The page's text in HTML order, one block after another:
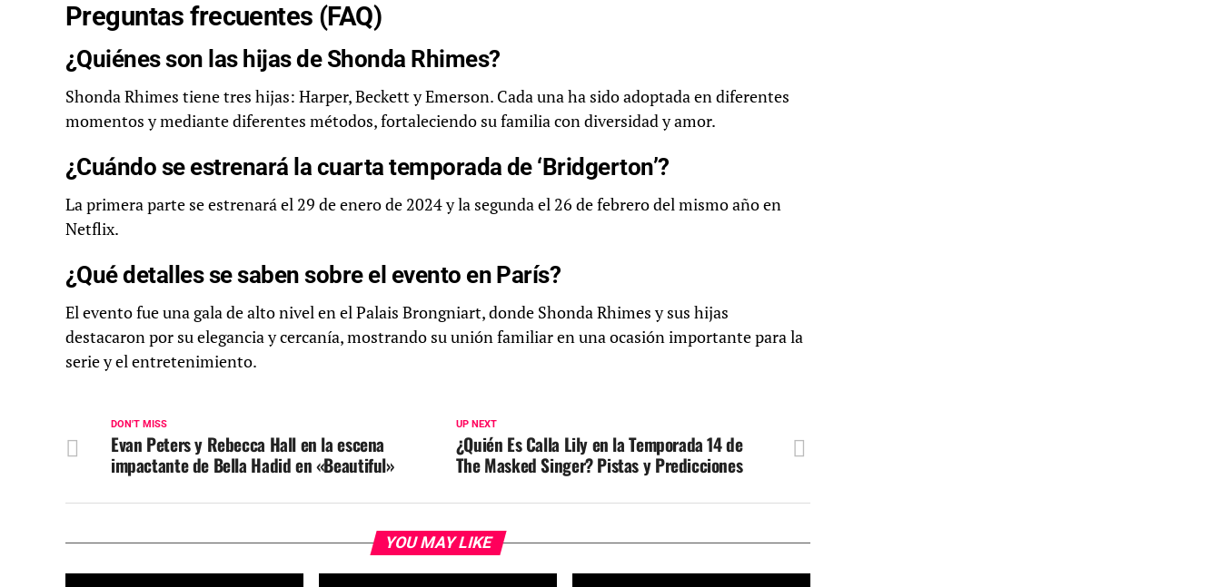
Preguntas frecuentes (FAQ)
¿Quiénes son las hijas de Shonda Rhimes?
Shonda Rhimes tiene tres hijas: Harper, Beckett y Emerson. Cada una ha sido adoptada en diferentes
momentos y mediante diferentes métodos, fortaleciendo su familia con diversidad y amor.
¿Cuándo se estrenará la cuarta temporada de ‘Bridgerton’?
La primera parte se estrenará el 29 de enero de 2024 y la segunda el 26 de febrero del mismo año en
Netflix.
¿Qué detalles se saben sobre el evento en París?
El evento fue una gala de alto nivel en el Palais Brongniart, donde Shonda Rhimes y sus hijas
destacaron por su elegancia y cercanía, mostrando su unión familiar en una ocasión importante para la
serie y el entretenimiento.
UP NEXT
¿Quién Es Calla Lily en la Temporada 14 de
The Masked Singer? Pistas y Predicciones
DON'T MISS
Evan Peters y Rebecca Hall en la escena
impactante de Bella Hadid en «Beautiful»
YOU MAY LIKE